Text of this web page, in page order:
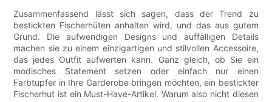
Zusammenfassend lässt sich sagen, dass der Trend zu
bestickten Fischerhüten anhalten wird, und das aus gutem
Grund. Die aufwendigen Designs und auffälligen Details
machen sie zu einem einzigartigen und stilvollen Accessoire,
das jedes Outfit aufwerten kann. Ganz gleich, ob Sie ein
modisches Statement setzen oder einfach nur einen
Farbtupfer in Ihre Garderobe bringen möchten, ein bestickter
Fischerhut ist ein Must-Have-Artikel. Warum also nicht diesen